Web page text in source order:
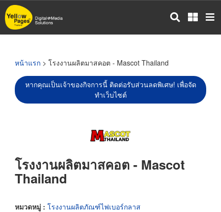
ข้าม
ไป
หน้าแรก > โรงงานผลิตมาสคอต - Mascot Thailand
หากคุณเป็นเจ้าของกิจการนี้ ติดต่อรับส่วนลดพิเศษ! เพื่อจัด
ทำเว็บไซต์
โรงงานผลิตมาสคอต - Mascot
Thailand
หมวดหมู่ : โรงงานผลิตภัณฑ์ไฟเบอร์กลาส